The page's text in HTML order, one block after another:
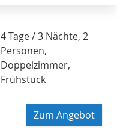
4 Tage / 3 Nächte, 2
Personen,
Doppelzimmer,
Frühstück
Zum Angebot